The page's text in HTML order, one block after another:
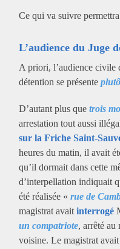
Ce qui va suivre
L’audience du Juge
A priori, l’audience civile
détention se présente
D’autant plus quetrois
arrestation tout aussi
sur la Friche Saint-
heures du matin, il avait
qu’il dormait dans cette
d’interpellation indiquait
été réalisée «rue de
magistrat avaitinterrogé
un compatriote, arrêté au
voisine. Le magistrat